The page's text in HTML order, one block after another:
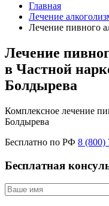
Главная
Лечение
Лечение пивного
Лечение
в Частной
Болдырева
Комплексное лечение
Болдырева
Бесплатно по РФ 8 (800)
Бесплатная